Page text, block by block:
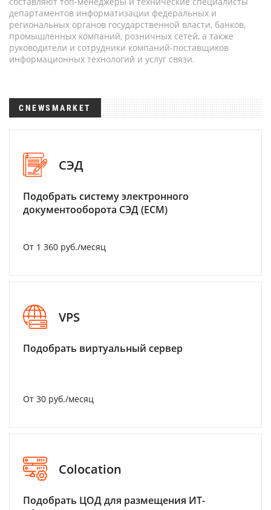
департаментов информатизации федеральных и
региональных органов государственной власти, банков,
промышленных компаний, розничных сетей, а также
руководители и сотрудники компаний-поставщиков
информационных технологий и услуг связи.
CNEWSMARKET
СЭД
Подобрать систему электронного
документооборота СЭД (ECM)
От 1 360 руб./месяц
VPS
Подобрать виртуальный сервер
От 30 руб./месяц
Colocation
Подобрать ЦОД для размещения ИТ-